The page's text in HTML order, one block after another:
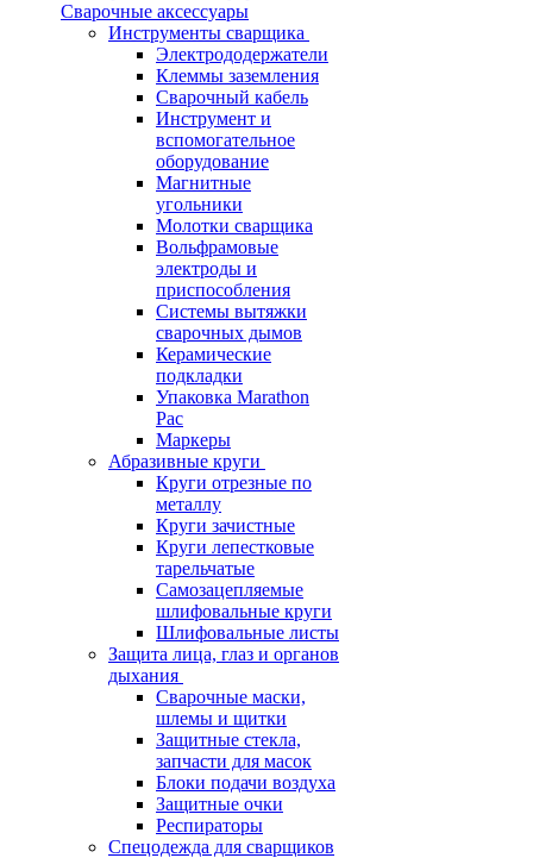
Сварочные аксессуары
Инструменты сварщика
Электрододержатели
Клеммы заземления
Сварочный кабель
Инструмент и
вспомогательное
оборудование
Магнитные
угольники
Молотки сварщика
Вольфрамовые
электроды и
приспособления
Системы вытяжки
сварочных дымов
Керамические
подкладки
Упаковка Marathon
Pac
Маркеры
Абразивные круги
Круги отрезные по
металлу
Круги зачистные
Круги лепестковые
тарельчатые
Самозацепляемые
шлифовальные круги
Шлифовальные листы
Защита лица, глаз и органов
дыхания
Сварочные маски,
шлемы и щитки
Защитные стекла,
запчасти для масок
Блоки подачи воздуха
Защитные очки
Респираторы
Спецодежда для сварщиков